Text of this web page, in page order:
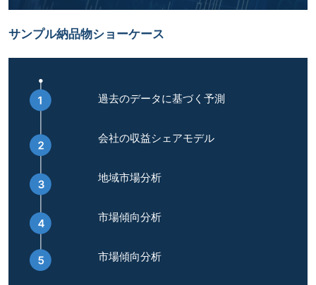
サンプル納品物ショーケース
過去のデータに基づく予測
会社の収益シェアモデル
地域市場分析
市場傾向分析
市場傾向分析